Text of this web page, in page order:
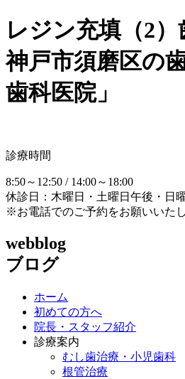
レジン充填（2）
神戸市須磨区の
歯科医院」
診療時間
8:50～12:50 / 14:00～18:00
休診日：木曜日・土曜日午後・日
※お電話でのご予約をお願いいた
webblog
ブログ
ホーム
初めての方へ
院長・スタッフ紹介
診療案内
むし歯治療・小児歯科
根管治療